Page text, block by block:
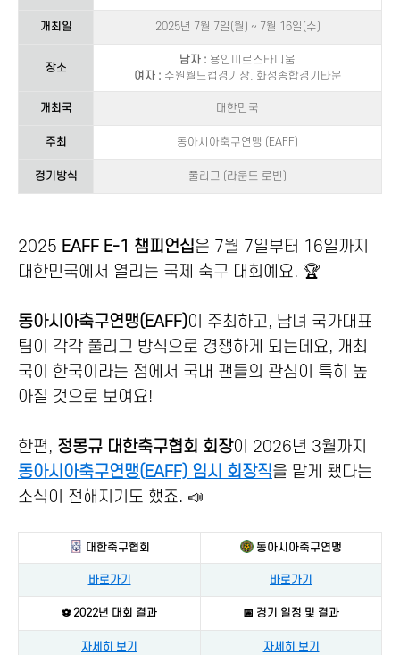
개최일 2025년 7월 7일(월) ~ 7월 16일(수)
장소
남자 : 용인미르스타디움
여자 : 수원월드컵경기장, 화성종합경기타운
개최국 대한민국
주최 동아시아축구연맹 (EAFF)
경기방식 풀리그 (라운드 로빈)
2025 EAFF E-1 챔피언십은 7월 7일부터 16일까지
대한민국에서 열리는 국제 축구 대회예요. 🏆
동아시아축구연맹(EAFF)이 주최하고, 남녀 국가대표
팀이 각각 풀리그 방식으로 경쟁하게 되는데요, 개최
국이 한국이라는 점에서 국내 팬들의 관심이 특히 높
아질 것으로 보여요!
한편, 정몽규 대한축구협회 회장이 2026년 3월까지
동아시아축구연맹(EAFF) 임시 회장직을 맡게 됐다는
소식이 전해지기도 했죠. 📣
대한축구협회 동아시아축구연맹
바로가기 바로가기
⚽ 2022년 대회 결과 📅 경기 일정 및 결과
자세히 보기 자세히 보기